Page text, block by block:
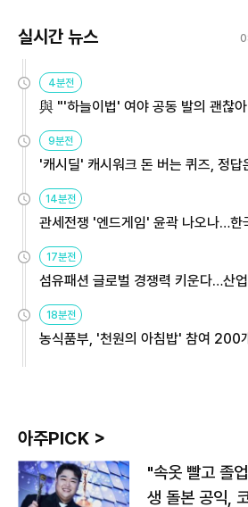
실시간 뉴스
4분전
與 "'하늘이법' 여야 공동 발의 괜찮
9분전
'캐시딜' 캐시워크 돈 버는 퀴즈, 정답
14분전
관세전쟁 '엔드게임' 윤곽 나오나…한
용해야
17분전
섬유패션 글로벌 경쟁력 키운다…산
원
18분전
농식품부, '천원의 아침밥' 참여 200
아주PICK >
"속옷 빨고 졸
생 돌본 공익,